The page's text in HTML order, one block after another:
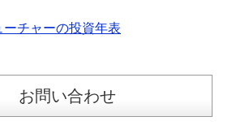
チャーの投資年表
お問い合わせ